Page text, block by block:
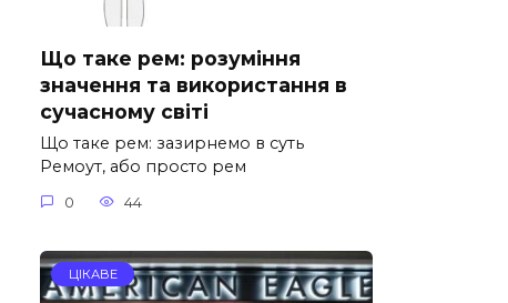
Що таке рем: розуміння
значення та використання в
сучасному світі
Що таке рем: зазирнемо в суть
Ремоут, або просто рем
0 44
ЦІКАВЕ